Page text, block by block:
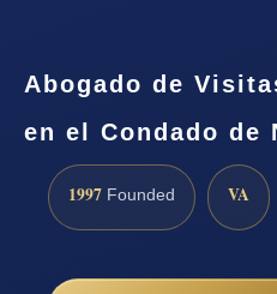
Abogado de
en el Condado de
1997 Founded VA